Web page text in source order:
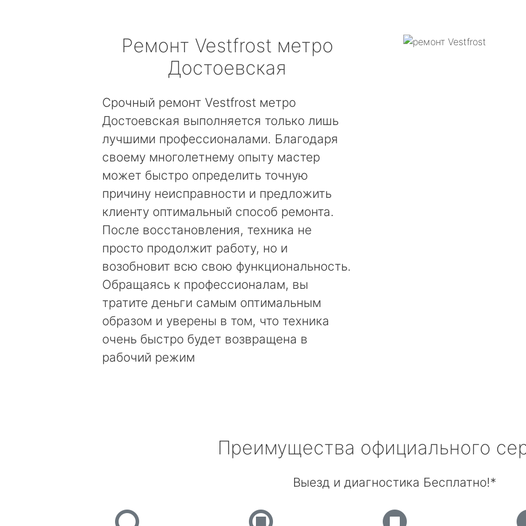
Ремонт Vestfrost метро
Достоевская
Срочный ремонт Vestfrost метро
Достоевская выполняется только лишь
лучшими профессионалами. Благодаря
своему многолетнему опыту мастер
может быстро определить точную
причину неисправности и предложить
клиенту оптимальный способ ремонта.
После восстановления, техника не
просто продолжит работу, но и
возобновит всю свою функциональность.
Обращаясь к профессионалам, вы
тратите деньги самым оптимальным
образом и уверены в том, что техника
очень быстро будет возвращена в
рабочий режим
Преимущества официального
Выезд и диагностика Бесплатно!*